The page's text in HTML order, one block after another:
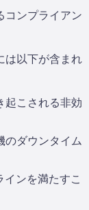
コンプライアン
は以下が含まれ
起こされる非効
のダウンタイム
ンを満たすこ